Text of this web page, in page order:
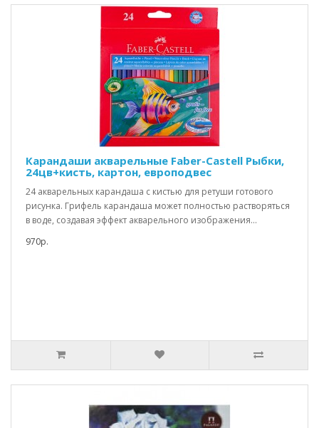
Карандаши акварельные Faber-Castell Рыбки,
24цв+кисть, картон, европодвес
24 акварельных карандаша с кистью для ретуши готового
рисунка. Грифель карандаша может полностью растворяться
в воде, создавая эффект акварельного изображения...
970р.